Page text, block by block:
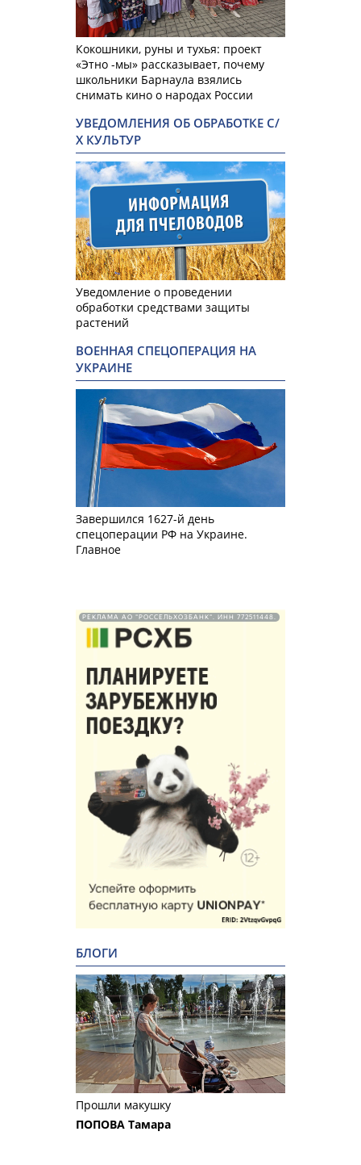
Кокошники, руны и тухья: проект
«Этно -мы» рассказывает, почему
школьники Барнаула взялись
снимать кино о народах России
УВЕДОМЛЕНИЯ ОБ ОБРАБОТКЕ С/
Х КУЛЬТУР
Уведомление о проведении
обработки средствами защиты
растений
ВОЕННАЯ СПЕЦОПЕРАЦИЯ НА
УКРАИНЕ
Завершился 1627-й день
спецоперации РФ на Украине.
Главное
РЕКЛАМА АО "РОССЕЛЬХОЗБАНК". ИНН 772511448.
БЛОГИ
Прошли макушку
ПОПОВА Тамара